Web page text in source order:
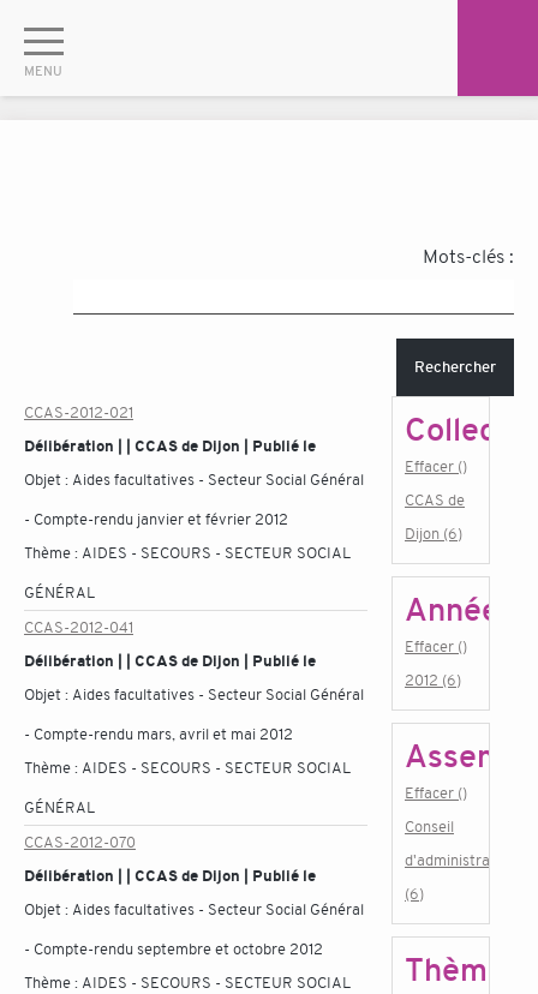
Mots-clés :
Rechercher
CCAS-2012-021
Délibération | | CCAS de Dijon | Publié le
Objet : Aides facultatives - Secteur Social Général
- Compte-rendu janvier et février 2012
Thème : AIDES - SECOURS - SECTEUR SOCIAL
GÉNÉRAL
CCAS-2012-041
Délibération | | CCAS de Dijon | Publié le
Objet : Aides facultatives - Secteur Social Général
- Compte-rendu mars, avril et mai 2012
Thème : AIDES - SECOURS - SECTEUR SOCIAL
GÉNÉRAL
CCAS-2012-070
Délibération | | CCAS de Dijon | Publié le
Objet : Aides facultatives - Secteur Social Général
- Compte-rendu septembre et octobre 2012
Thème : AIDES - SECOURS - SECTEUR SOCIAL
Effacer ()
CCAS de
Dijon (6)
Année
Effacer ()
2012 (6)
Effacer ()
Conseil
d'administration
(6)
Thème